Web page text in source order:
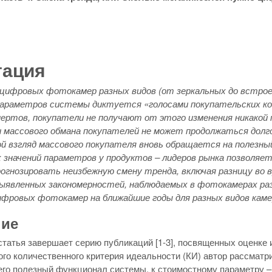
фотокамер разных видов (от зеркальных до
системы диктуется «голосами покупательских
покупатели не получают от этого изменения
обмана покупателей не может продолжаться
взгляд массового покупателя вновь обращается на
значений параметров у продуктов – лидеров рынка
неизбежную смену тренда, включая разницу
закономерностей, наблюдаемых в фотокамерах
фотокамер на ближайшие годы для разных видов
завершает серию публикаций [1-3], посвященных оценке
количественного критерия идеальности (КИ) автор
полезный функционал системы, к стоимостному параметру